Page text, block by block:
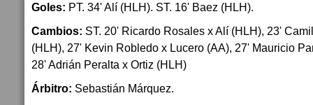
Goles: PT. 34' Alí (HLH). ST. 16' Baez (HLH).
Cambios: ST. 20' Ricardo Rosales x Alí (HLH), 23'
(HLH), 27' Kevin Robledo x Lucero (AA), 27' Mauricio
28' Adrián Peralta x Ortiz (HLH)
Árbitro: Sebastián Márquez.